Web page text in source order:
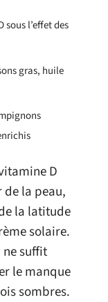
l’effet des
gras, huile
D
de la peau,
la latitude
solaire.
ne suffit
le manque
sombres.